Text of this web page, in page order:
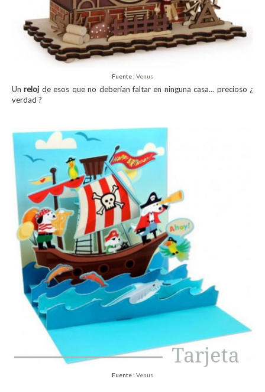
Fuente : Venus
Unreloj de esos que no deberían faltar en ninguna casa... precioso ¿
verdad ?
Fuente : Venus